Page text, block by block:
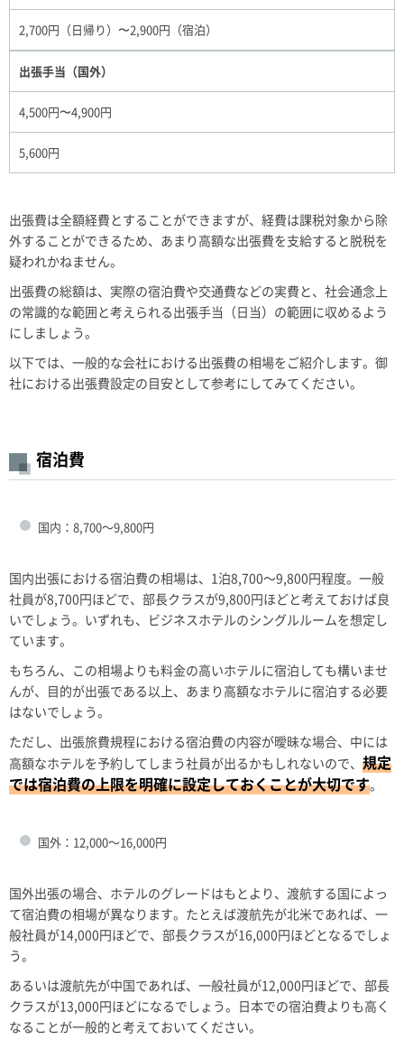
2,700円（日帰り）〜2,900円（宿泊）
出張手当（国外）
4,500円〜4,900円
5,600円
出張費は全額経費とすることができますが、経費は課税対象から除
外することができるため、あまり高額な出張費を支給すると脱税を
疑われかねません。
出張費の総額は、実際の宿泊費や交通費などの実費と、社会通念上
の常識的な範囲と考えられる出張手当（日当）の範囲に収めるよう
にしましょう。
以下では、一般的な会社における出張費の相場をご紹介します。御
社における出張費設定の目安として参考にしてみてください。
宿泊費
国内：8,700～9,800円
国内出張における宿泊費の相場は、1泊8,700～9,800円程度。一般
社員が8,700円ほどで、部長クラスが9,800円ほどと考えておけば良
いでしょう。いずれも、ビジネスホテルのシングルルームを想定し
ています。
もちろん、この相場よりも料金の高いホテルに宿泊しても構いませ
んが、目的が出張である以上、あまり高額なホテルに宿泊する必要
はないでしょう。
ただし、出張旅費規程における宿泊費の内容が曖昧な場合、中には
高額なホテルを予約してしまう社員が出るかもしれないので、 規定
では宿泊費の上限を明確に設定しておくことが大切です。
国外：12,000～16,000円
国外出張の場合、ホテルのグレードはもとより、渡航する国によっ
て宿泊費の相場が異なります。たとえば渡航先が北米であれば、一
般社員が14,000円ほどで、部長クラスが16,000円ほどとなるでしょ
う。
あるいは渡航先が中国であれば、一般社員が12,000円ほどで、部長
クラスが13,000円ほどになるでしょう。日本での宿泊費よりも高く
なることが一般的と考えておいてください。